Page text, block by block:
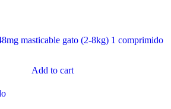
masticable gato (2-8kg) 1 comprimido
Add to cart